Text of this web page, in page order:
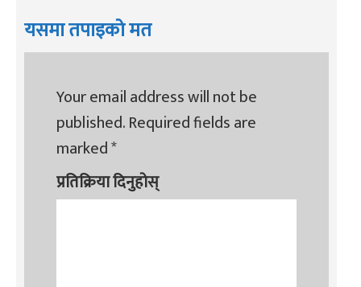
यसमा तपाइको मत
Your email address will not be
published.Required fields are
marked*
प्रतिक्रिया दिनुहोस्